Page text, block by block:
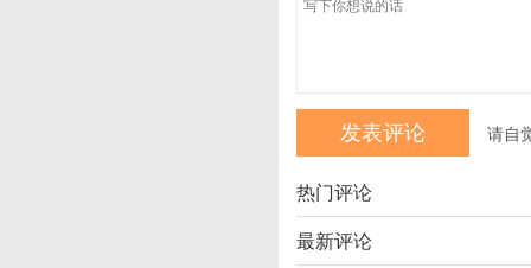
请自
热门评论
最新评论